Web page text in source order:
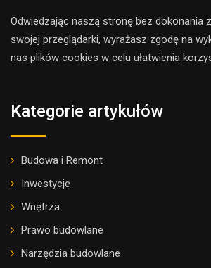
Odwiedzając naszą stronę bez dokonania
swojej przeglądarki, wyrażasz zgodę na
nas plików cookies w celu ułatwienia
Kategorie artykułów
Budowa i Remont
Inwestycje
Wnętrza
Prawo budowlane
Narzędzia budowlane